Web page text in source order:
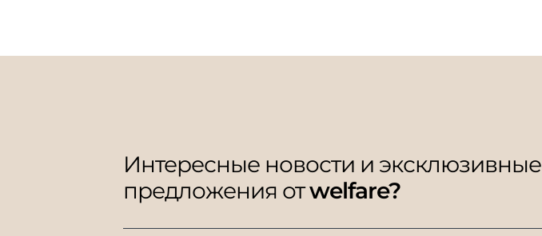
Интересные новости и эксклюзивные
предложения отwelfare?